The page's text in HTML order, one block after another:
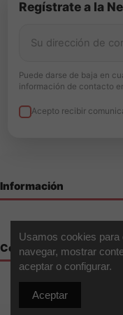
Sí, incluye un
¿Buscas más pods y
Caliburn G4 Pod Kit
Regístrate a la
Puede darse de baja en
información de contacto
Acepto recibir
Información
Contáctenos
Usamos cookies para
navegar, mostrar
aceptar o configurar.
Aceptar